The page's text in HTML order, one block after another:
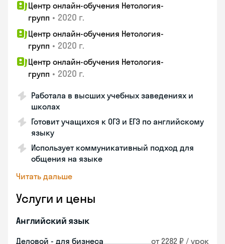
Центр онлайн-обучения Нетология-
групп • 2020 г.
Центр онлайн-обучения Нетология-
групп • 2020 г.
Центр онлайн-обучения Нетология-
групп • 2020 г.
Работала в высших учебных заведениях и
школах
Готовит учащихся к ОГЭ и ЕГЭ по английскому
языку
Использует коммуникативный подход для
общения на языке
Читать дальше
Услуги и цены
Английский язык
Деловой - для бизнеса от 2282 ₽ / урок